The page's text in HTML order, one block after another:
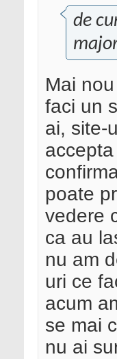
de
Mai
faci un
ai, site-
poate
vedere
ca au
nu am
uri ce
acum
se mai
nu ai